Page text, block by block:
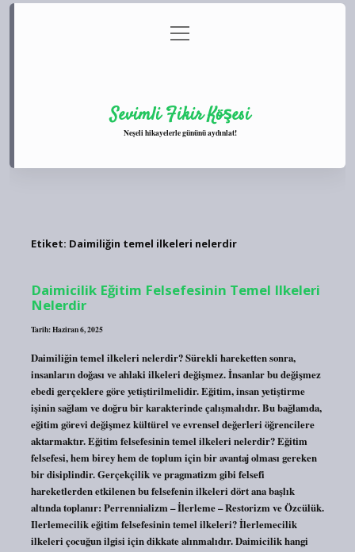
Gizlilik Politikası
menüyü
aç
Sevimli Fikir Köşesi
Neşeli hikayelerle gününü aydınlat!
Etiket: Daimiliğin temel ilkeleri nelerdir
Daimicilik Eğitim Felsefesinin Temel Ilkeleri
Nelerdir
Tarih: Haziran 6, 2025
Daimiliğin temel ilkeleri nelerdir? Sürekli hareketten sonra,
insanların doğası ve ahlaki ilkeleri değişmez. İnsanlar bu değişmez
ebedi gerçeklere göre yetiştirilmelidir. Eğitim, insan yetiştirme
işinin sağlam ve doğru bir karakterinde çalışmalıdır. Bu bağlamda,
eğitim görevi değişmez kültürel ve evrensel değerleri öğrencilere
aktarmaktır. Eğitim felsefesinin temel ilkeleri nelerdir? Eğitim
felsefesi, hem birey hem de toplum için bir avantaj olması gereken
bir disiplindir. Gerçekçilik ve pragmatizm gibi felsefi
hareketlerden etkilenen bu felsefenin ilkeleri dört ana başlık
altında toplanır: Perrennializm – İlerleme – Restorizm ve Özcülük.
Ilerlemecilik eğitim felsefesinin temel ilkeleri? İlerlemecilik
ilkeleri çocuğun ilgisi için dikkate alınmalıdır. Daimicilik hangi